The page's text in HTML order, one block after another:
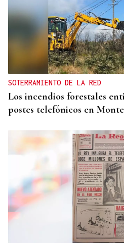
SOTERRAMIENTO DE LA RED
Los incendios forestales
postes telefónicos en